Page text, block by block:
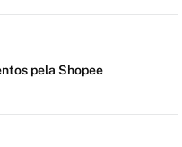
pela Shopee